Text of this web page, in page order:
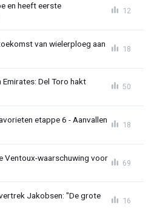
en heeft eerste
12
van wielerploeg aan
18
Del Toro hakt
50
etappe 6 - Aanvallen
18
Ventoux-waarschuwing voor
69
Jakobsen: "De grote
16